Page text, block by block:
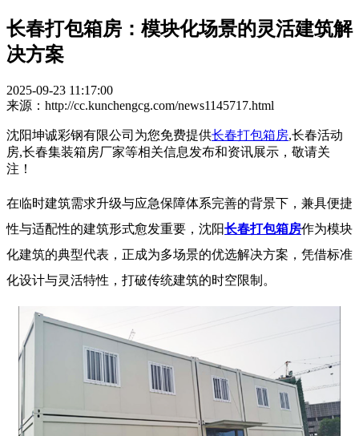
长春打包箱房：模块化场景的灵活建筑解
决方案
2025-09-23 11:17:00
来源：http://cc.kunchengcg.com/news1145717.html
沈阳坤诚彩钢有限公司为您免费提供长春打包箱房,长春活动
房,长春集装箱房厂家等相关信息发布和资讯展示，敬请关
注！
在临时建筑需求升级与应急保障体系完善的背景下，兼具便捷
性与适配性的建筑形式愈发重要，沈阳长春打包箱房作为模块
化建筑的典型代表，正成为多场景的优选解决方案，凭借标准
化设计与灵活特性，打破传统建筑的时空限制。